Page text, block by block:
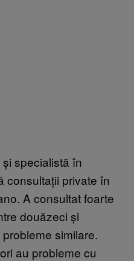
specialistă în
consultații private în
A consultat foarte
douăzeci și
similare.
au probleme cu